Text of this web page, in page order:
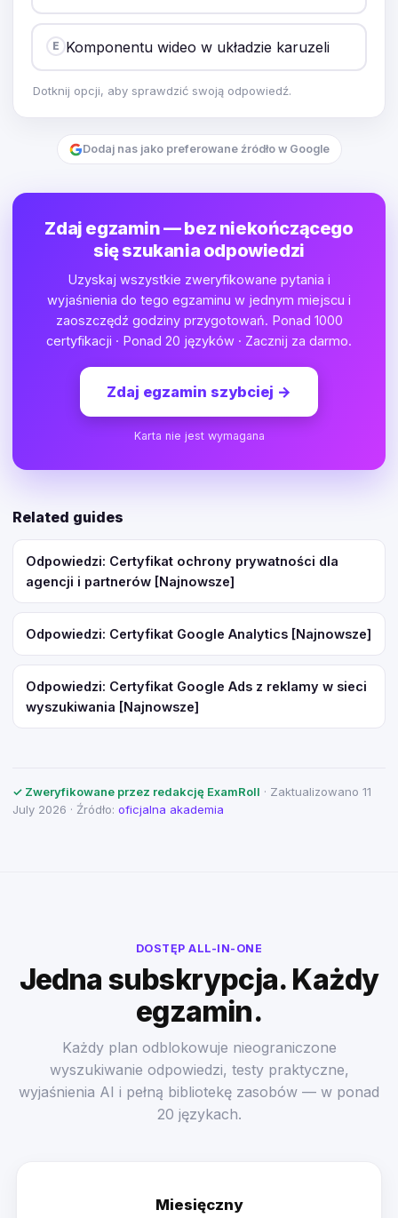
E Komponentu wideo w układzie karuzeli
Dotknij opcji, aby sprawdzić swoją odpowiedź.
Dodaj nas jako preferowane źródło w Google
Zdaj egzamin — bez niekończącego
się szukania odpowiedzi
Uzyskaj wszystkie zweryfikowane pytania i
wyjaśnienia do tego egzaminu w jednym miejscu i
zaoszczędź godziny przygotowań. Ponad 1000
certyfikacji · Ponad 20 języków · Zacznij za darmo.
Zdaj egzamin szybciej →
Karta nie jest wymagana
Related guides
Odpowiedzi: Certyfikat ochrony prywatności dla
agencji i partnerów [Najnowsze]
Odpowiedzi: Certyfikat Google Analytics [Najnowsze]
Odpowiedzi: Certyfikat Google Ads z reklamy w sieci
wyszukiwania [Najnowsze]
✓ Zweryfikowane przez redakcję ExamRoll · Zaktualizowano 11
July 2026 · Źródło: oficjalna akademia
DOSTĘP ALL-IN-ONE
Jedna subskrypcja. Każdy
egzamin.
Każdy plan odblokowuje nieograniczone
wyszukiwanie odpowiedzi, testy praktyczne,
wyjaśnienia AI i pełną bibliotekę zasobów — w ponad
20 językach.
Miesięczny